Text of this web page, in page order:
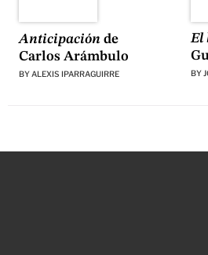
Anticipaciónde
Carlos Arámbulo
BYALEXIS IPARRAGUIRRE
El
BY